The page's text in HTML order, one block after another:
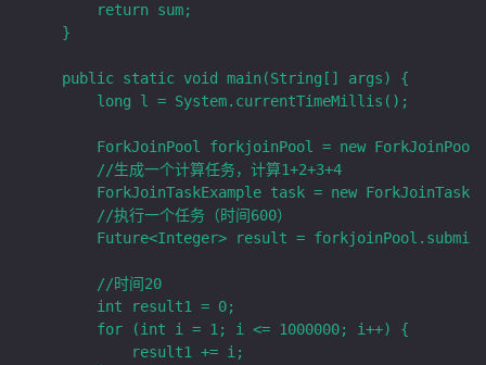
        return sum;
    }
    public static void main(String[] args) {
        long l = System.currentTimeMillis();
ForkJoinPool forkjoinPool = new
        //生成一个计算任务，计算1+2+3+4
ForkJoinTaskExample task = new
        //执行一个任务（时间600）
Future<Integer> result =
        //时间20
        int result1 = 0;
        for (int i = 1; i <= 1000000; i++) {
            result1 += i;